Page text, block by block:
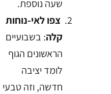
שעה נוספת.
צפו לאי-נוחות
קלה: בשבועיים
הראשונים הגוף
לומד יציבה
חדשה, וזה טבעי